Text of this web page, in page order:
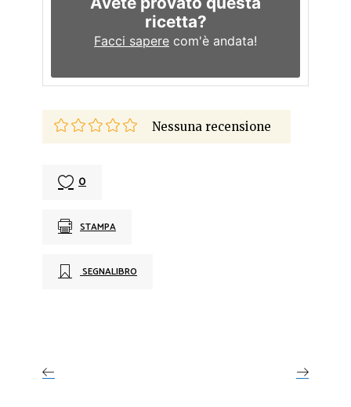
ricetta?
Facci sapere com'è andata!
Nessuna recensione
0
STAMPA
SEGNALIBRO